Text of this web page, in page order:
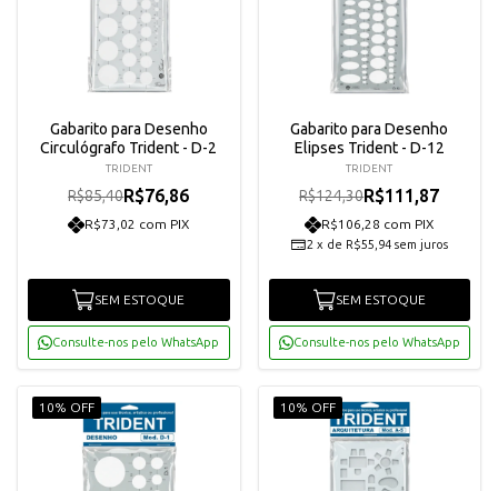
Gabarito para Desenho
Circulógrafo Trident - D-2
TRIDENT
R$85,40R$76,86
R$73,02 com PIX
SEM ESTOQUE
Consulte-nos pelo WhatsApp
Gabarito para Desenho
Elipses Trident - D-12
TRIDENT
R$124,30R$111,87
R$106,28 com PIX
2 x de R$55,94 sem juros
SEM ESTOQUE
Consulte-nos pelo WhatsApp
10% OFF 10% OFF